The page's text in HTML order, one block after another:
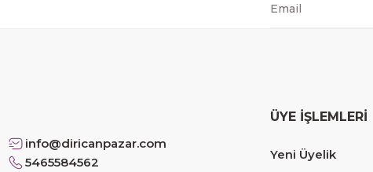
Siteye üyelik gayet kolay, güvenli ödeme, hızlı gönderim.
Fahrettin Vural | 11/11/2025
info@diricanpazar.com
5465584562
ÜYE İŞLEMLERİ
Yeni Üyelik